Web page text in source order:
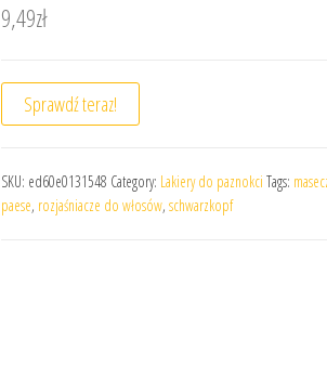
9,49zł
Sprawdź teraz!
SKU: ed60e0131548 Category: Lakiery do paznokci Tags:
paese, rozjaśniacze do włosów, schwarzkopf